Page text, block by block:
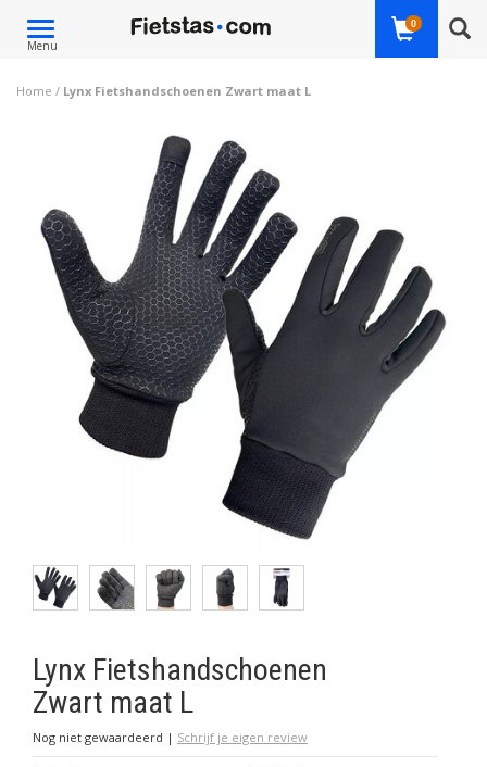
Toggle
navigation
Menu
0
Home / Lynx Fietshandschoenen Zwart maat L
Lynx Fietshandschoenen
Zwart maat L
Nog niet gewaardeerd | Schrijf je eigen review